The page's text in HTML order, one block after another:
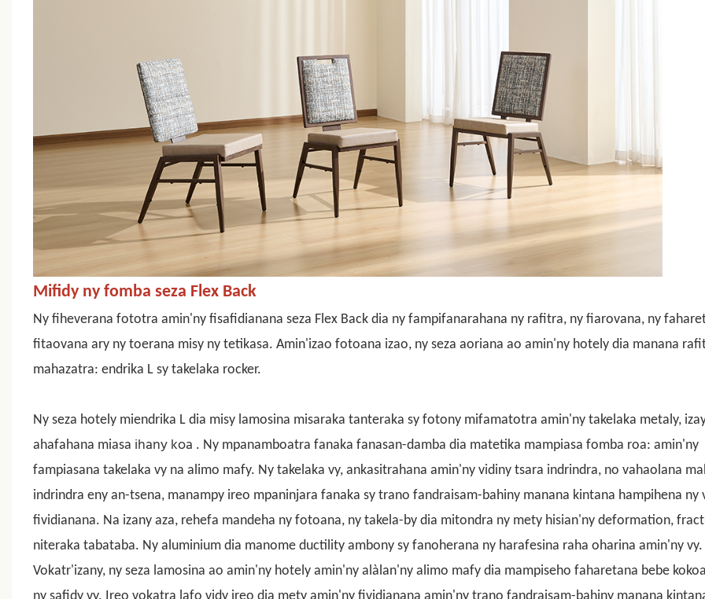
Mifidy ny fomba seza Flex Back
Ny fiheverana fototra amin'ny fisafidianana seza Flex Backdia ny fampifanarahana ny rafitra, ny fiarovana, ny
fitaovana ary ny toerana misy ny tetikasa. Amin'izao fotoana izao, ny seza aoriana ao amin'ny hotely dia manana
mahazatra: endrika L sy takelaka rocker.
Ny seza hotely miendrika L dia misy lamosina misaraka tanteraka sy fotony mifamatotra amin'ny takelaka metaly,
ahafahana miasa ihany koa . Ny mpanamboatra fanaka fanasan-damba dia matetika mampiasa fomba roa: amin'ny
fampiasana takelaka vy na alimo mafy. Ny takelaka vy, ankasitrahana amin'ny vidiny tsara indrindra, no vahaolana
indrindra eny an-tsena, manampy ireo mpaninjara fanaka sy trano fandraisam-bahiny manana kintana hampihena ny
fividianana. Na izany aza, rehefa mandeha ny fotoana, ny takela-by dia mitondra ny mety hisian'ny deformation,
niteraka tabataba. Ny aluminium dia manome ductility ambony sy fanoherana ny harafesina raha oharina amin'ny vy.
Vokatr'izany, ny seza lamosina ao amin'ny hotely amin'ny alàlan'ny alimo mafy dia mampiseho faharetana bebe